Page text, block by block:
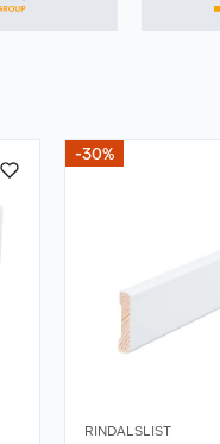
-30%
RINDALSLIST